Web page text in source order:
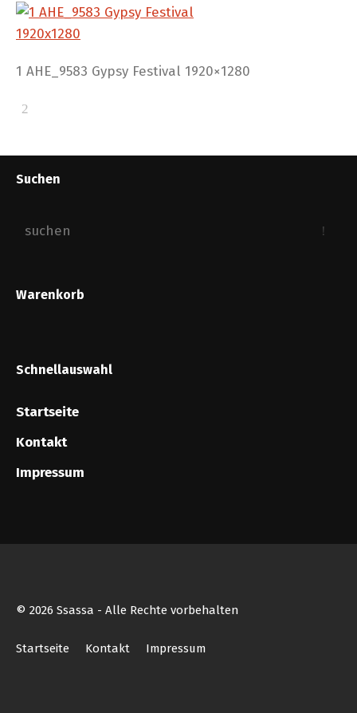
1 AHE_9583 Gypsy Festival 1920×1280
Suchen
Warenkorb
Schnellauswahl
Startseite
Kontakt
Impressum
© 2026 Ssassa - Alle Rechte vorbehalten
Startseite Kontakt Impressum